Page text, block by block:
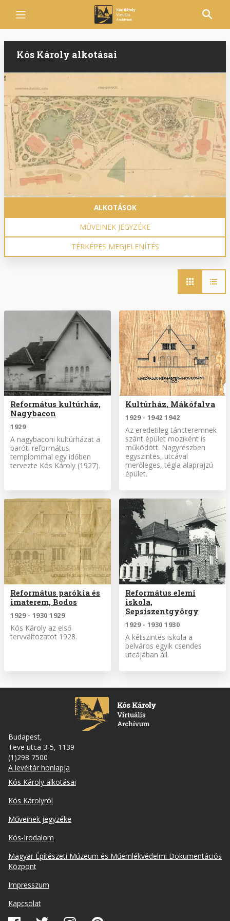
Kós Károly alkotásai
ALKOTÁSOK
MŰVEINEK JEGYZÉKE
TÉRKÉPES MEGJELENÍTÉS
navigáció
Református kultúrház,
Nagybacon
1929
A nagybaconi kultúrházat a
baróti református
templommal egy időben
tervezte Kós Károly (1927).
Kultúrház, Mákófalva
1929 - 1942 1942
Az eredetileg táncteremnek
szánt épület moziként is
működött. Nagyrészben
egyszintes, utcával
merőleges, tégla alaprajzú
épület.
Református parókia és
imaterem, Bodos
1929 - 1930 1929
Kós Károly az első
tervváltozatot 1928.
Református elemi
iskola,
Sepsiszentgyörgy
1929 - 1930 1930
A kétszintes iskola a
belváros egyik csendes
utcájában áll.
Budapest,
Teve utca 3-5, 1139
(1)298 7500
A levéltár honlapja
Footer
Kós Károly alkotásai
Kós Károlyról
Műveinek jegyzéke
Kós-Irodalom
Lábléc
másodlagos
Magyar Építészeti Múzeum és Műemlékvédelmi Dokumentációs
Központ
Impresszum
Kapcsolat
Közösségi